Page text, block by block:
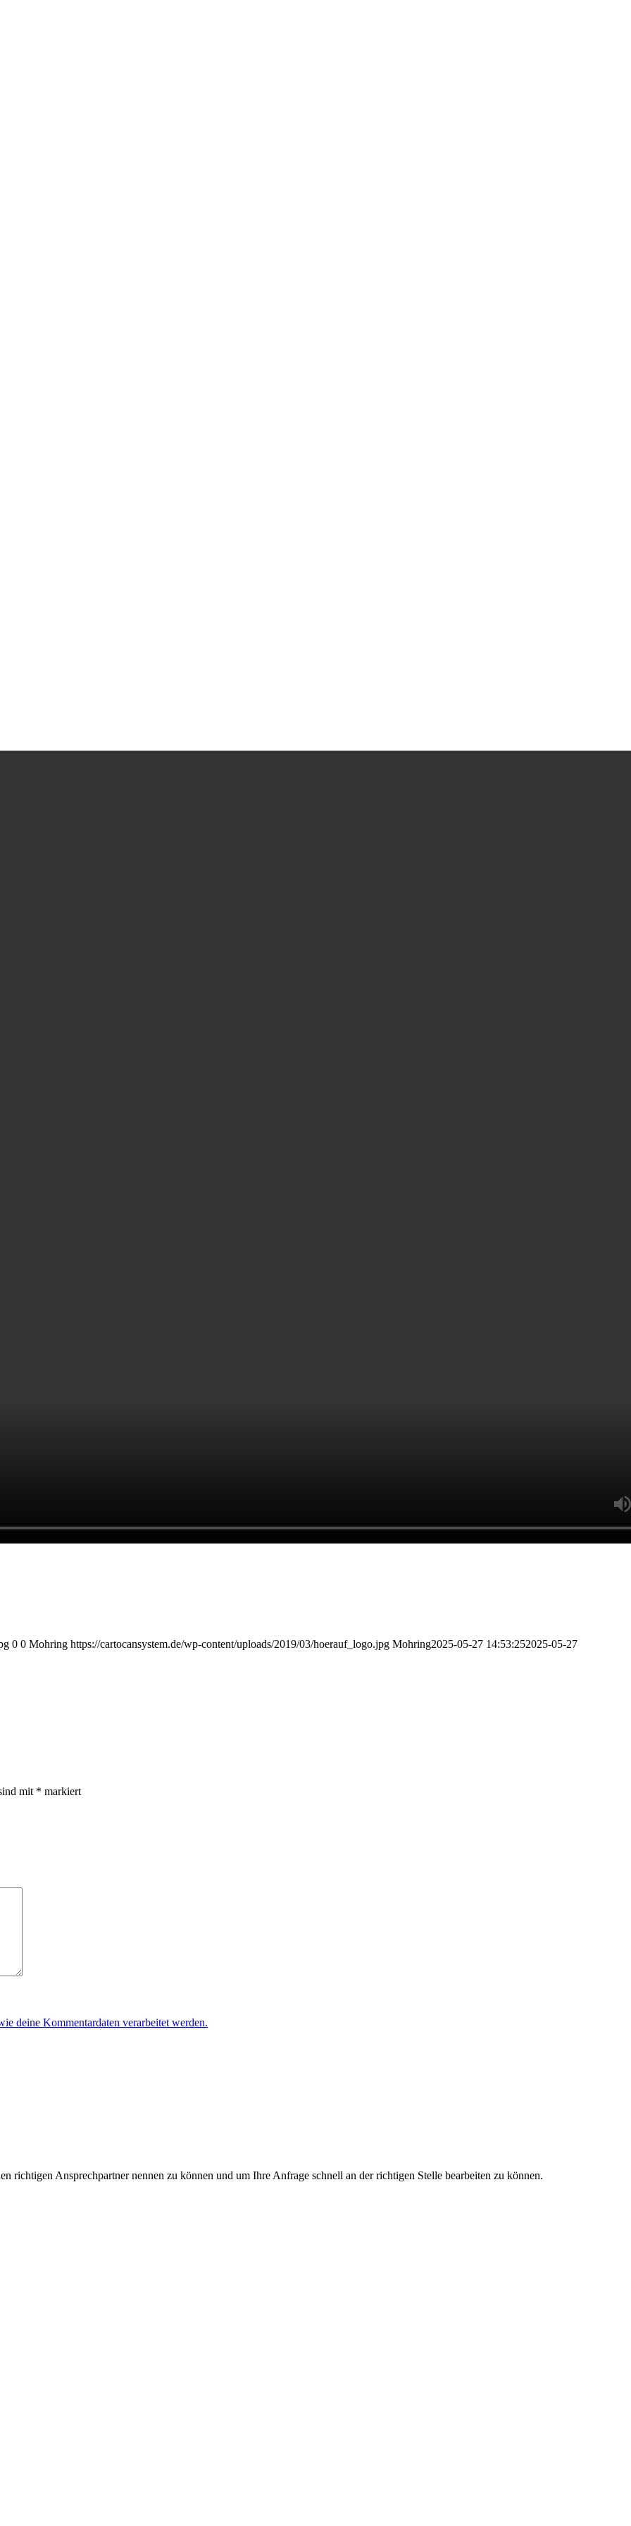
0 0 Mohring https://cartocansystem.de/wp-content/uploads/2019/03/hoerauf_logo.jpg Mohring2025-05-27 14:53:252025-05-27
mit * markiert
deine Kommentardaten verarbeitet werden.
richtigen Ansprechpartner nennen zu können und um Ihre Anfrage schnell an der richtigen Stelle bearbeiten zu können.